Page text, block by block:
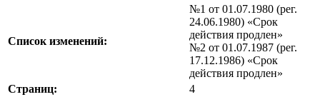
Список изменений:
№1 от 01.07.1980 (рег.
24.06.1980) «Срок
действия продлен»
№2 от 01.07.1987 (рег.
17.12.1986) «Срок
действия продлен»
Страниц:
4